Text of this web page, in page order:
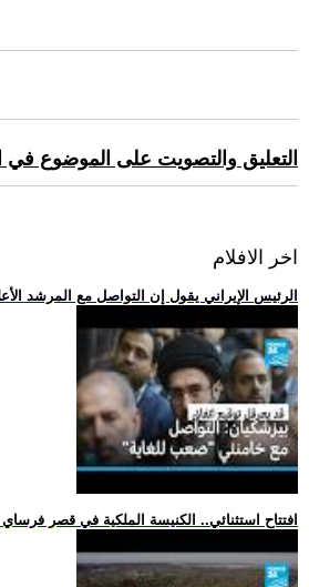
التعليق والتصويت على الموضوع في
اخر الافلام
.. الرئيس الإيراني يقول إن التواصل مع المرشد
.. افتتاح استثنائي.. الكنيسة الملكية في قصر فرساي